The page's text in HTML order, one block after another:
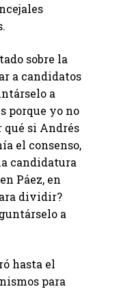
sobre la
a candidatos
a
porque yo no
qué si Andrés
el consenso,
candidatura
Páez, en
dividir?
a
hasta el
para